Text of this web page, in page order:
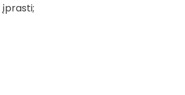
įprasti;